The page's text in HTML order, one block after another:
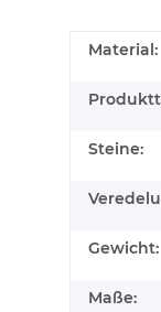
Material:
Steine:
Gewicht:
Maße: